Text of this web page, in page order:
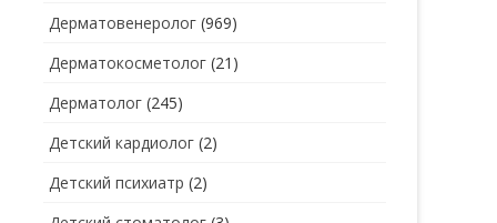
Дерматовенеролог (969)
Дерматокосметолог (21)
Дерматолог (245)
Детский кардиолог (2)
Детский психиатр (2)